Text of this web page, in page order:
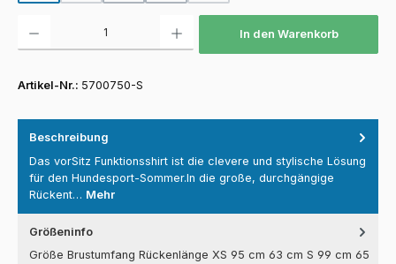
In den Warenkorb
Artikel-Nr.: 5700750-S
Beschreibung
Das vorSitz Funktionsshirt ist die clevere und stylische Lösung
für den Hundesport-Sommer.In die große, durchgängige
Rückent… Mehr
Größeninfo
Größe Brustumfang Rückenlänge XS 95 cm 63 cm S 99 cm 65